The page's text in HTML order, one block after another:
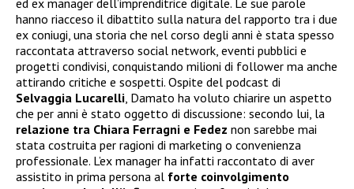
ed ex manager dell’imprenditrice digitale. Le sue parole
hanno riacceso il dibattito sulla natura del rapporto tra i due
ex coniugi, una storia che nel corso degli anni è stata spesso
raccontata attraverso social network, eventi pubblici e
progetti condivisi, conquistando milioni di follower ma anche
attirando critiche e sospetti. Ospite del podcast di
Selvaggia Lucarelli, Damato ha voluto chiarire un aspetto
che per anni è stato oggetto di discussione: secondo lui, la
relazione tra Chiara Ferragni e Fedez non sarebbe mai
stata costruita per ragioni di marketing o convenienza
professionale. L’ex manager ha infatti raccontato di aver
assistito in prima persona al forte coinvolgimento